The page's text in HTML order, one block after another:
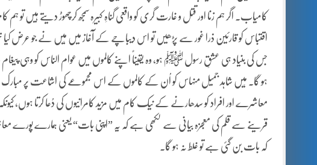
اقتباس کو قارئین ذرا غور سے پڑھیں تو اس دیباچے کے آغاز میں مَیں نے جو عرض کیا
جس کی بنیاد ہی عشقِ رسول ﷺ ہو، وہ یقیناً اپنے کالموں میں عوام الناس کو وہی
ہو گا۔ مَیں شاہد جمیل منہاس کو اُن کے کالموں کے اس مجموعے کی اشاعت پر مبارک
معاشرے اور افراد کو سدھارنے کے نیک کام میں مزید کامرانیوں کی دُعا کرتا ہوں،
قرینے سے قلم کی معجزہ بیانی سے لکھی ہے کہ یہ ”اپنی بات“ یعنی ہمارے پورے
کہ بات بن گئی ہے تو غلط نہ ہو گا۔